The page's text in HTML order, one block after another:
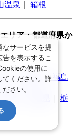
温泉 箱根
リア・都道府県か
｜山形県 ｜
福島
栃
なサービスを提
を表示するこ
の使用に
てください。詳
さい。